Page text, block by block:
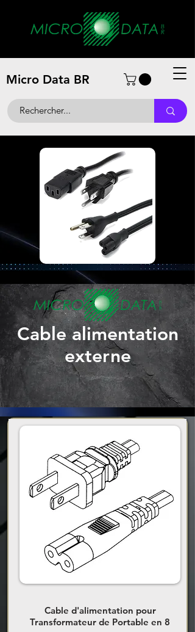
Micro Data BR
Cable alimentation
externe
Cable d'alimentation pour
Transformateur de Portable en 8